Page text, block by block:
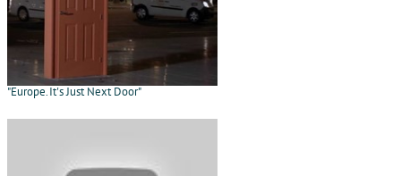
"Europe. It's Just Next Door"